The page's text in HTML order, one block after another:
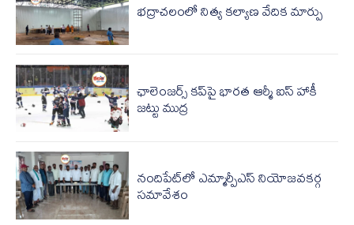
భద్రాచలంలో నిత్య కల్యాణ వేదిక మార్పు
ఛాలెంజర్స్ కప్‌పై భారత ఆర్మీ ఐస్ హాకీ
జట్టు ముద్ర
నందిపేట్‌లో ఎమ్మార్పీఎస్ నియోజవకర్గ
సమావేశం